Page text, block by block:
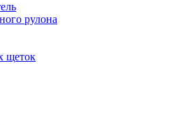
рулона
щеток